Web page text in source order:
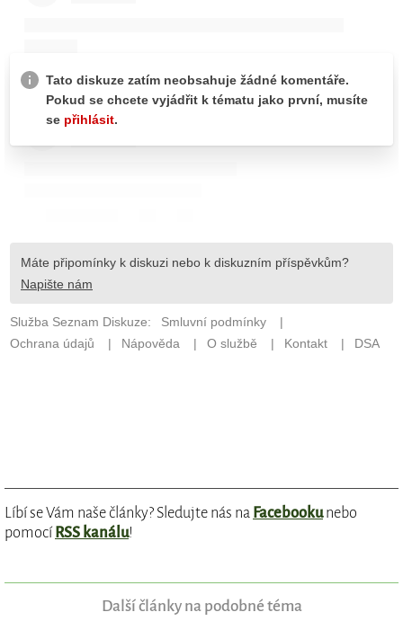
Líbí se Vám naše články? Sledujte nás na Facebookunebo
pomocíRSS kanálu!
Další články na podobné téma